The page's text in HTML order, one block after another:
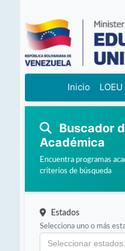
Inicio LOEU
Buscador
Académica
Encuentra programas
criterios de búsqueda
Estados
Selecciona uno o más